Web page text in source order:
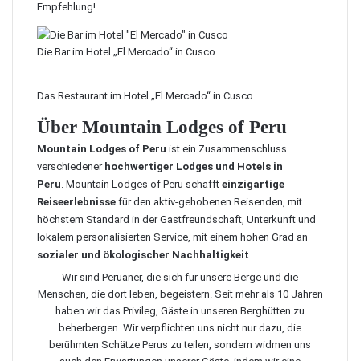
Empfehlung!
Die Bar im Hotel „El Mercado“ in Cusco
Das Restaurant im Hotel „El Mercado“ in Cusco
Über Mountain Lodges of Peru
Mountain Lodges of Peru ist ein Zusammenschluss
verschiedener hochwertiger Lodges und Hotels in
Peru. Mountain Lodges of Peru schafft einzigartige
Reiseerlebnisse für den aktiv-gehobenen Reisenden, mit
höchstem Standard in der Gastfreundschaft, Unterkunft und
lokalem personalisierten Service, mit einem hohen Grad an
sozialer und ökologischer Nachhaltigkeit.
Wir sind Peruaner, die sich für unsere Berge und die
Menschen, die dort leben, begeistern. Seit mehr als 10 Jahren
haben wir das Privileg, Gäste in unseren Berghütten zu
beherbergen. Wir verpflichten uns nicht nur dazu, die
berühmten Schätze Perus zu teilen, sondern widmen uns